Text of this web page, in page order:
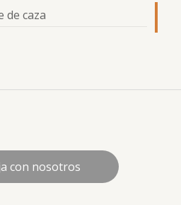
de caza
con nosotros